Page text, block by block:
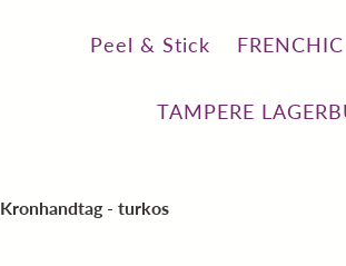
Peel & Stick
TAMPERE
Kronhandtag - turkos